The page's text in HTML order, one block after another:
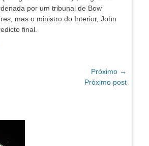
por um tribunal de Bow
mas o ministro do Interior, John
final.
Próximo →
Próximo post